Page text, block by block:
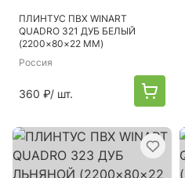
ПЛИНТУС ПВХ WINART
QUADRO 321 ДУБ БЕЛЫЙ
(2200×80×22 ММ)
Россия
360 ₽/ шт.